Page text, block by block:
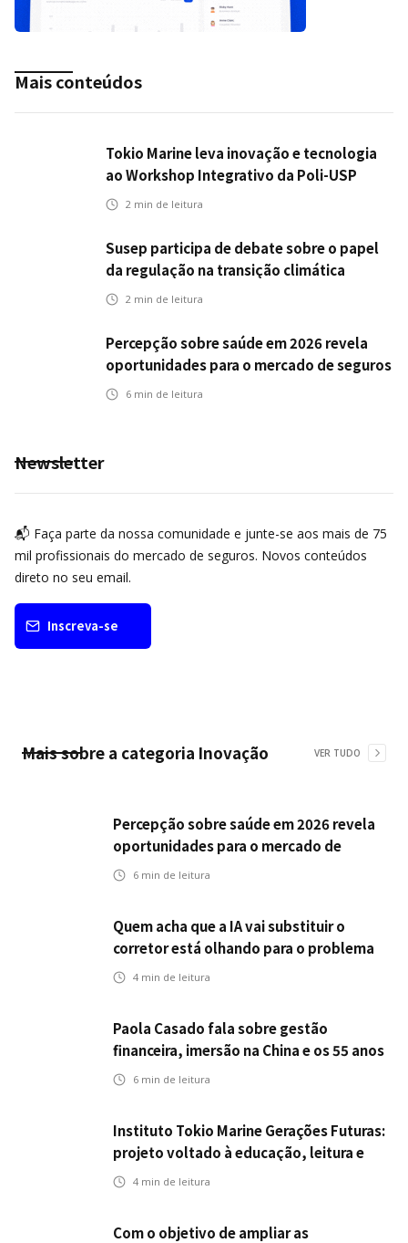
Mais conteúdos
Tokio Marine leva inovação e tecnologia
ao Workshop Integrativo da Poli-USP
2 min de leitura
Susep participa de debate sobre o papel
da regulação na transição climática
2 min de leitura
Percepção sobre saúde em 2026 revela
oportunidades para o mercado de seguros
ampliar cobertura e prevenção
6 min de leitura
Newsletter
📬 Faça parte da nossa comunidade e junte-se aos mais de 75
mil profissionais do mercado de seguros. Novos conteúdos
direto no seu email.
Inscreva-se
Mais sobre a categoria Inovação VER TUDO
Percepção sobre saúde em 2026 revela
oportunidades para o mercado de
seguros ampliar cobertura e prevenção
6 min de leitura
Quem acha que a IA vai substituir o
corretor está olhando para o problema
errado
4 min de leitura
Paola Casado fala sobre gestão
financeira, imersão na China e os 55 anos
da ENS
6 min de leitura
Instituto Tokio Marine Gerações Futuras:
projeto voltado à educação, leitura e
empregabilidade
4 min de leitura
Com o objetivo de ampliar as